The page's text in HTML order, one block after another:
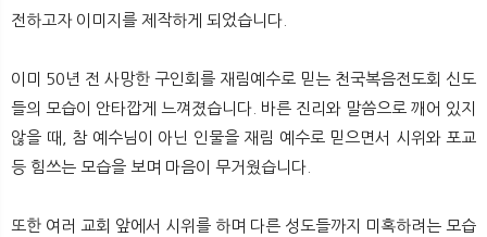
전하고자 이미지를 제작하게 되었습니다.
이미 50년 전 사망한 구인회를 재림예수로 믿는 천국복음전도회 신도
들의 모습이 안타깝게 느껴졌습니다. 바른 진리와 말씀으로 깨어 있지
않을 때, 참 예수님이 아닌 인물을 재림 예수로 믿으면서 시위와 포교
등 힘쓰는 모습을 보며 마음이 무거웠습니다.
또한 여러 교회 앞에서 시위를 하며 다른 성도들까지 미혹하려는 모습